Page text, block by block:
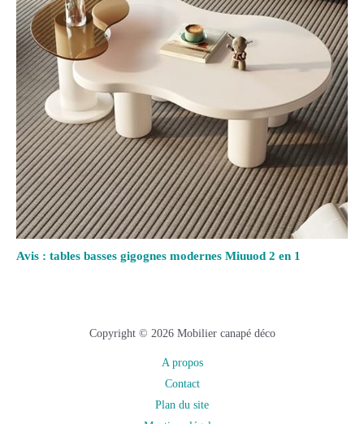
Avis : tables basses gigognes modernes Miuuod 2 en 1
Copyright © 2026 Mobilier canapé déco
A propos
Contact
Plan du site